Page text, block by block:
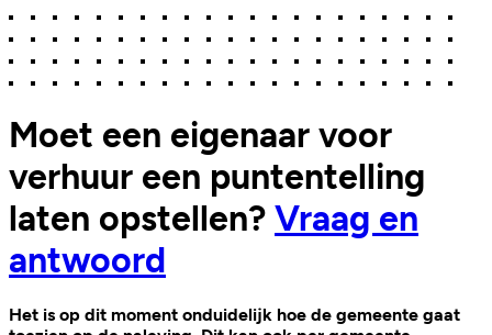
Moet een eigenaar voor
verhuur een puntentelling
laten opstellen? Vraag en
antwoord
Het is op dit moment onduidelijk hoe de gemeente gaat